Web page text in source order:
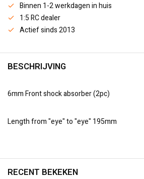
Binnen 1-2 werkdagen in huis
1:5 RC dealer
Actief sinds 2013
BESCHRIJVING
6mm Front shock absorber (2pc)
Length from "eye" to "eye" 195mm
RECENT BEKEKEN